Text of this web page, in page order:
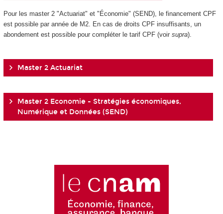
Pour les master 2 "Actuariat" et "Économie" (SEND), le financement CPF
est possible par année de M2. En cas de droits CPF insuffisants, un
abondement est possible pour compléter le tarif CPF (voir supra).
Master 2 Actuariat
Master 2 Economie - Stratégies économiques,
Numérique et Données (SEND)